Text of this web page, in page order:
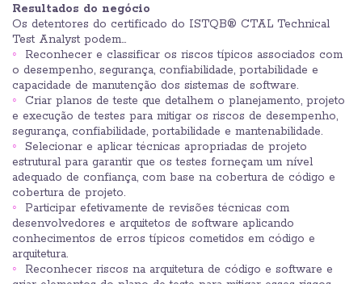
Resultados do negócio
Os detentores do certificado do ISTQB® CTAL Technical
Test Analyst podem...
Reconhecer e classificar os riscos típicos associados com
o desempenho, segurança, confiabilidade, portabilidade e
capacidade de manutenção dos sistemas de software.
Criar planos de teste que detalhem o planejamento, projeto
e execução de testes para mitigar os riscos de desempenho,
segurança, confiabilidade, portabilidade e mantenabilidade.
Selecionar e aplicar técnicas apropriadas de projeto
estrutural para garantir que os testes forneçam um nível
adequado de confiança, com base na cobertura de código e
cobertura de projeto.
Participar efetivamente de revisões técnicas com
desenvolvedores e arquitetos de software aplicando
conhecimentos de erros típicos cometidos em código e
arquitetura.
Reconhecer riscos na arquitetura de código e software e